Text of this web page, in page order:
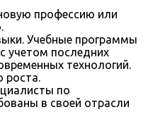
профессию или
Учебные программы
учетом последних
технологий.
роста.
по
в своей отрасли